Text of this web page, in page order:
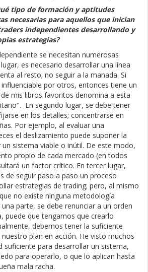
tipo de formación y aptitudes
necesarias para aquellos que inician
independientes desarrollando y
estrategias?
se necesitan numerosas
es necesario desarrollar una línea
al resto; no seguir a la manada. Si
por otros, entonces tiene un
mis libros favoritos denomina a esta
En segundo lugar, se debe tener
en los detalles; concentrarse en
Por ejemplo, al evaluar una
el deslizamiento puede suponer la
sistema viable o inútil. De este modo,
propio de cada mercado (en todos
un factor crítico. En tercer lugar,
de seguir paso a paso un proceso
estrategias de trading; pero, al mismo
no existe ninguna metodología
parte, se debe renunciar a un orden
puede que tengamos que crearlo
debemos tener la suficiente
plan en acción. He visto muchos
suficiente para desarrollar un sistema,
para operarlo, o que lo aplican hasta
mala racha.